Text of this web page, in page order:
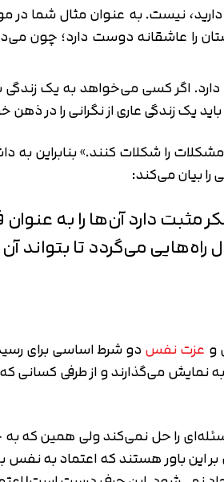
نیست. به عنوان مثال شما در
را عاشقانه دوست دارد؛ چون
اگر کسی می‌خواهد به یک زندگی
یک زندگی عاری از نگرانی را در
را شکلات کنند.» بنابراین
بیان می‌کند:
دارد آن‌ها را به
می‌گردد تا بتواند
و عزت نفسدو شرط اساسی برای
نمایش می‌گذارند و از طرفی
را حل نمی‌کند ولی همین که به
این باور هستند که اعتماد به
تایید کد
کد ارسال شده را وارد کنید
اصلاح شماره
تایید کد